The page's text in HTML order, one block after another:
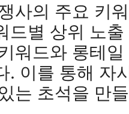
사의 주요 키
드별 상위 노
워드와 롱테
. 이를 통해 자
는 초석을 만